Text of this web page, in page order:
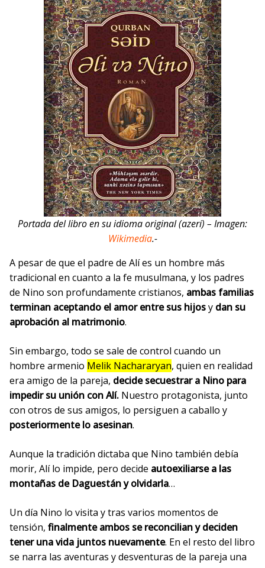
Portada del libro en su idioma original (azerí) – Imagen:
Wikimedia.-
A pesar de que el padre de Alí es un hombre más
tradicional en cuanto a la fe musulmana, y los padres
de Nino son profundamente cristianos, ambas familias
terminan aceptando el amor entre sus hijosy dan su
aprobación al matrimonio.
Sin embargo, todo se sale de control cuando un
hombre armenio Melik Nachararyan, quien en realidad
era amigo de la pareja, decide secuestrar a Nino para
impedir su unión con Alí. Nuestro protagonista, junto
con otros de sus amigos, lo persiguen a caballo y
posteriormente lo asesinan.
Aunque la tradición dictaba que Nino también debía
morir, Alí lo impide, pero decide autoexiliarse a las
montañas de Daguestán y olvidarla…
Un día Nino lo visita y tras varios momentos de
tensión, finalmente ambos se reconcilian y deciden
tener una vida juntos nuevamente. En el resto del libro
se narra las aventuras y desventuras de la pareja una